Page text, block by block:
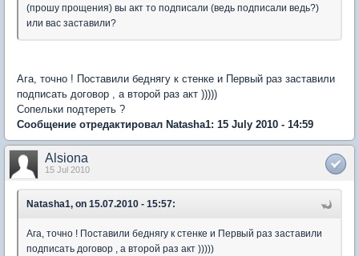
(прошу прощения) вы акт то подписали (ведь подписали ведь?)
или вас заставили?
Ага, точно ! Поставили беднягу к стенке и Первый раз заставили
подписать договор , а второй раз акт )))))
Сопельки подтереть ?
Сообщение отредактировал Natasha1: 15 July 2010 - 14:59
Alsiona
15 Jul 2010
Natasha1, on 15.07.2010 - 15:57:
Ага, точно ! Поставили беднягу к стенке и Первый раз заставили
подписать договор , а второй раз акт )))))